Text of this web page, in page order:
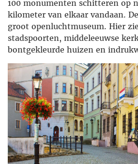
100 monumenten schitteren op
kilometer van elkaar vandaan.
groot openluchtmuseum. Hier
stadspoorten, middeleeuwse
bontgekleurde huizen en